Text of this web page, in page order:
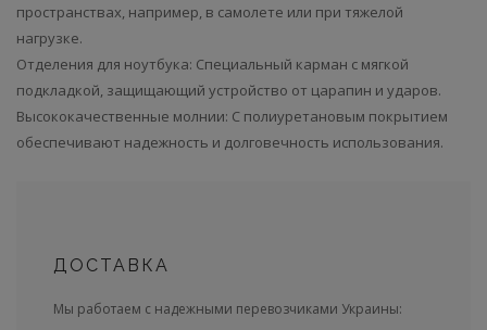
пространствах, например, в самолете или при тяжелой
нагрузке.
Отделения для ноутбука: Специальный карман с мягкой
подкладкой, защищающий устройство от царапин и ударов.
Высококачественные молнии: С полиуретановым покрытием
обеспечивают надежность и долговечность использования.
ДОСТАВКА
Мы работаем с надежными перевозчиками Украины: